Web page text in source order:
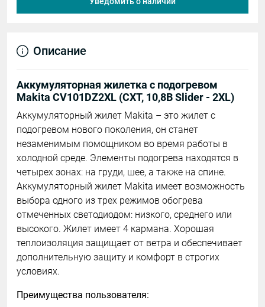
Описание
Аккумуляторная жилетка с подогревом
Makita CV101DZ2XL (СXT, 10,8В Slider - 2XL)
Аккумуляторный жилет Makita – это жилет с
подогревом нового поколения, он станет
незаменимым помощником во время работы в
холодной среде. Элементы подогрева находятся в
четырех зонах: на груди, шее, а также на спине.
Аккумуляторный жилет Makita имеет возможность
выбора одного из трех режимов обогрева
отмеченных светодиодом: низкого, среднего или
высокого. Жилет имеет 4 кармана. Хорошая
теплоизоляция защищает от ветра и обеспечивает
дополнительную защиту и комфорт в строгих
условиях.
Преимущества пользователя: